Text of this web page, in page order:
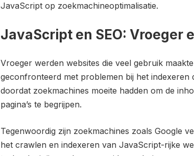
JavaScript op zoekmachineoptimalisatie.
JavaScript en SEO: Vroeger
Vroeger werden websites die veel gebruik
geconfronteerd met problemen bij het indexeren
doordat zoekmachines moeite hadden om de
pagina’s te begrijpen.
Tegenwoordig zijn zoekmachines zoals Google
het crawlen en indexeren van JavaScript-rijke